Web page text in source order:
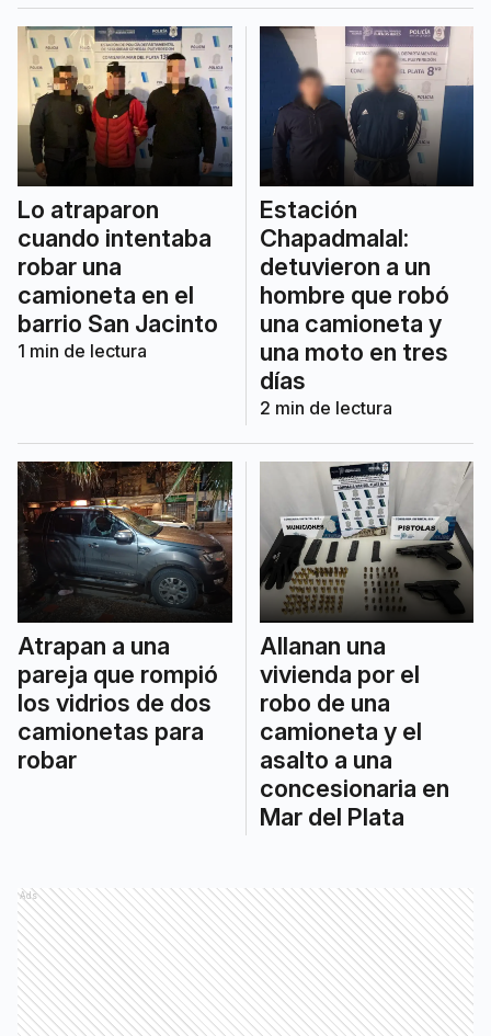
Lo atraparon
cuando intentaba
robar una
camioneta en el
barrio San Jacinto
1 min de lectura
Estación
Chapadmalal:
detuvieron a un
hombre que robó
una camioneta y
una moto en tres
días
2 min de lectura
Atrapan a una
pareja que rompió
los vidrios de dos
camionetas para
robar
Allanan una
vivienda por el
robo de una
camioneta y el
asalto a una
concesionaria en
Mar del Plata
Ads